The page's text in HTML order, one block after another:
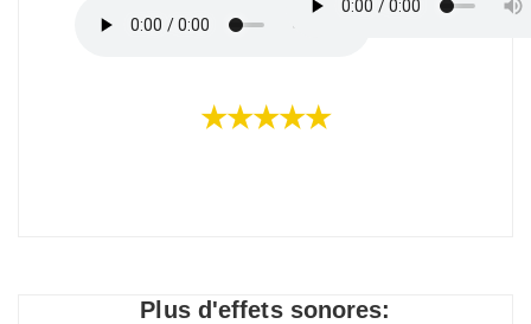
★★★★★
Plus d'effets sonores: